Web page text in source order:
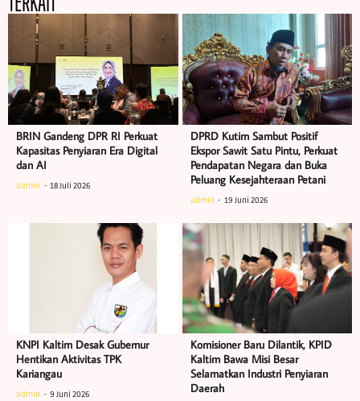
BRIN Gandeng DPR RI Perkuat
Kapasitas Penyiaran Era Digital
dan AI
admin 18 Juli 2026
DPRD Kutim Sambut Positif
Ekspor Sawit Satu Pintu, Perkuat
Pendapatan Negara dan Buka
Peluang Kesejahteraan Petani
admin 19 Juni 2026
KNPI Kaltim Desak Gubernur
Hentikan Aktivitas TPK
Kariangau
admin 9 Juni 2026
Komisioner Baru Dilantik, KPID
Kaltim Bawa Misi Besar
Selamatkan Industri Penyiaran
Daerah